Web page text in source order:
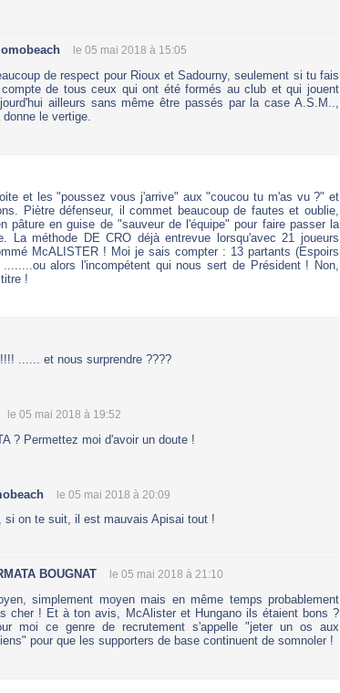
le 05 mai 2018 à 15:05
de respect pour Rioux et Sadourny, seulement si tu fais
compte de tous ceux qui ont été formés au club et qui jouent
ailleurs sans même être passés par la case A.S.M..,
donne le vertige.
et les "poussez vous j'arrive" aux "coucou tu m'as vu ?" et
Piètre défenseur, il commet beaucoup de fautes et oublie,
pâture en guise de "sauveur de l'équipe" pour faire passer la
La méthode DE CRO déjà entrevue lorsqu'avec 21 joueurs
McALISTER ! Moi je sais compter : 13 partants (Espoirs
alors l'incompétent qui nous sert de Président ! Non,
!
...... et nous surprendre ????
le 05 mai 2018 à 19:52
? Permettez moi d'avoir un doute !
le 05 mai 2018 à 20:09
si on te suit, il est mauvais Apisai tout !
BOUGNAT le 05 mai 2018 à 21:10
simplement moyen mais en même temps probablement
cher ! Et à ton avis, McAlister et Hungano ils étaient bons ?
moi ce genre de recrutement s'appelle "jeter un os aux
pour que les supporters de base continuent de somnoler !